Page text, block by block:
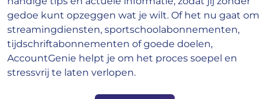
gedoe kunt opzeggen wat je wilt. Of het nu gaat om
streamingdiensten, sportschoolabonnementen,
tijdschriftabonnementen of goede doelen,
AccountGenie helpt je om het proces soepel en
stressvrij te laten verlopen.